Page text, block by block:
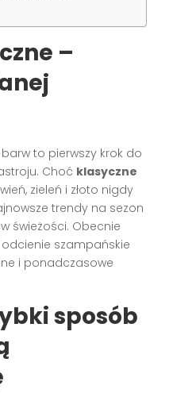
–
to pierwszy krok do
Choć klasyczne
zieleń i złoto nigdy
trendy na sezon
świeżości. Obecnie
szampańskie
i ponadczasowe
sposób